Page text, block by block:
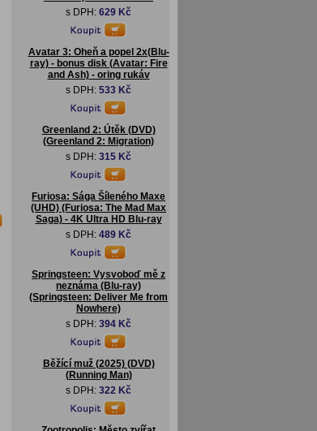
s DPH: 629 Kč
Avatar 3: Oheň a popel 2x(Blu-
ray) - bonus disk (Avatar: Fire
and Ash) - oring rukáv
s DPH: 533 Kč
Greenland 2: Útěk (DVD)
(Greenland 2: Migration)
s DPH: 315 Kč
Furiosa: Sága Šíleného Maxe
(UHD) (Furiosa: The Mad Max
Saga) - 4K Ultra HD Blu-ray
s DPH: 489 Kč
Springsteen: Vysvoboď mě z
neznáma (Blu-ray)
(Springsteen: Deliver Me from
Nowhere)
s DPH: 394 Kč
Běžící muž (2025) (DVD)
(Running Man)
s DPH: 322 Kč